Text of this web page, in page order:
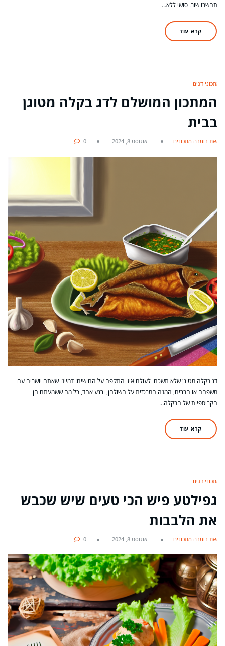
תחשבו שוב. סושי ללא…
קרא עוד
מתכוני דגים
המתכון המושלם לדג בקלה מטוגן
בבית
מאת בומבה מתכונים אוגוסט 8, 2024 0
דג בקלה מטוגן שלא תשכחו לעולם איזו התקפה על החושים! דמיינו שאתם יושבים עם
משפחה או חברים, המנה המרכזית על השולחן, ורגע אחד, כל מה ששמעתם הן
הקריספיות של הבקלה…
קרא עוד
מתכוני דגים
גפילטע פיש הכי טעים שיש שכבש
את הלבבות
מאת בומבה מתכונים אוגוסט 8, 2024 0